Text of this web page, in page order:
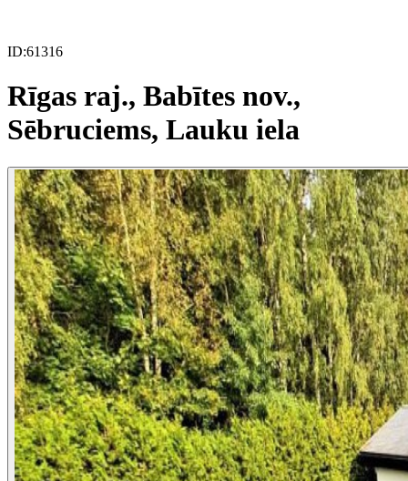
ID:61316
Rīgas raj., Babītes nov.,
Sēbruciems, Lauku iela